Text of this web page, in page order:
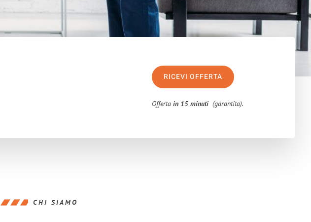
RICEVI OFFERTA
Offertain 15 minuti (garantita).
CHI SIAMO